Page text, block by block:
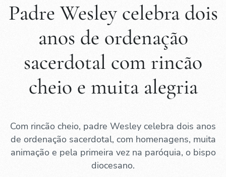
Padre Wesley celebra dois
anos de ordenação
sacerdotal com rincão
cheio e muita alegria
Com rincão cheio, padre Wesley celebra dois anos
de ordenação sacerdotal, com homenagens, muita
animação e pela primeira vez na paróquia, o bispo
diocesano.